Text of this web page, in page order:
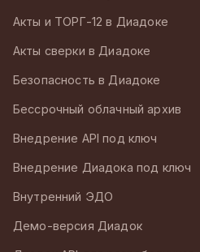
Акты и ТОРГ-12 в Диадоке
Акты сверки в Диадоке
Безопасность в Диадоке
Бессрочный облачный архив
Внедрение API под ключ
Внедрение Диадока под ключ
Внутренний ЭДО
Демо-версия Диадок